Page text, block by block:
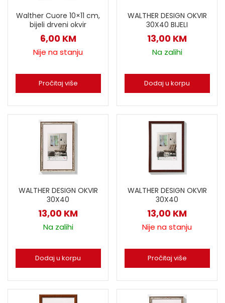
Walther Cuore 10×11 cm,
bijeli drveni okvir
6,00 KM
Nije na stanju
Pročitaj više
WALTHER DESIGN OKVIR
30X40 BIJELI
13,00 KM
Na zalihi
Dodaj u korpu
WALTHER DESIGN OKVIR
30X40
13,00 KM
Na zalihi
Dodaj u korpu
WALTHER DESIGN OKVIR
30X40
13,00 KM
Nije na stanju
Pročitaj više